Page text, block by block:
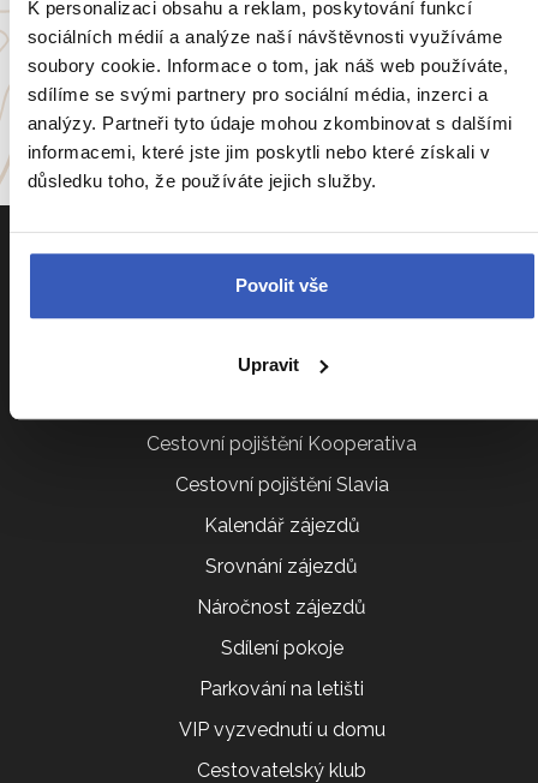
K personalizaci obsahu a reklam, poskytování funkcí
sociálních médií a analýze naší návštěvnosti využíváme
soubory cookie. Informace o tom, jak náš web používáte,
sdílíme se svými partnery pro sociální média, inzerci a
analýzy. Partneři tyto údaje mohou zkombinovat s dalšími
informacemi, které jste jim poskytli nebo které získali v
důsledku toho, že používáte jejich služby.
Povolit vše
Upravit
Itálie Portugalsko
a54 dalších koutů světa
Informace k zájezdům
Cestovní pojištění Kooperativa
Cestovní pojištění Slavia
Kalendář zájezdů
Srovnání zájezdů
Náročnost zájezdů
Sdílení pokoje
Parkování na letišti
VIP vyzvednutí u domu
Cestovatelský klub